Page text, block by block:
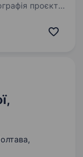
проєкту:
МБФ